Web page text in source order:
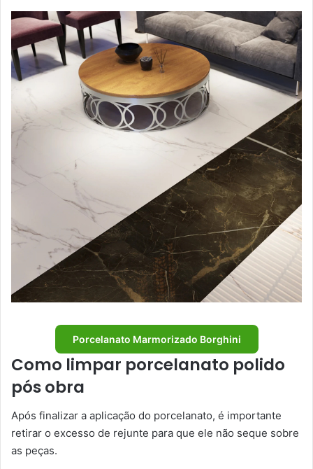
Porcelanato Marmorizado Borghini
Como limpar porcelanato polido
pós obra
Após finalizar a aplicação do porcelanato, é importante
retirar o excesso de rejunte para que ele não seque sobre
as peças.